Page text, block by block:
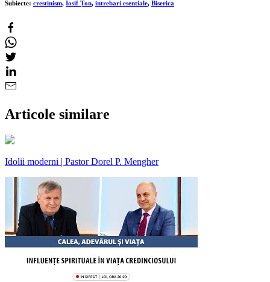
Subiecte: crestinism, Iosif Țon, intrebari esentiale, Biserica
Articole similare
Idolii moderni | Pastor Dorel P. Mengher